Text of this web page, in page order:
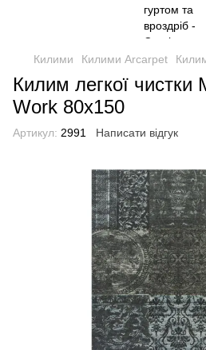
Килими Килими Arcarpet
Килим легкої чистки
Work 80x150
Артикул: 2991 Написати відгук